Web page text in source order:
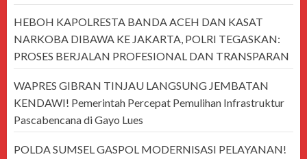
HEBOH KAPOLRESTA BANDA ACEH DAN KASAT
NARKOBA DIBAWA KE JAKARTA, POLRI TEGASKAN:
PROSES BERJALAN PROFESIONAL DAN TRANSPARAN
WAPRES GIBRAN TINJAU LANGSUNG JEMBATAN
KENDAWI! Pemerintah Percepat Pemulihan Infrastruktur
Pascabencana di Gayo Lues
POLDA SUMSEL GASPOL MODERNISASI PELAYANAN!